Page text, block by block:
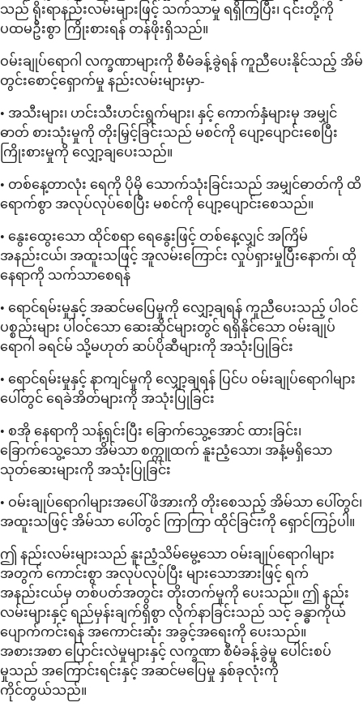
သည် ရိုးရာနည်းလမ်းများဖြင့် သက်သာမှု ရရှိကြပြီး၊ ၎င်းတို့ကို
ပထမဦးစွာ ကြိုးစားရန် တန်ဖိုးရှိသည်။
ဝမ်းချုပ်ရောဂါ လက္ခဏာများကို စီမံခန့်ခွဲရန် ကူညီပေးနိုင်သည့် အိမ်
တွင်းစောင့်ရှောက်မှု နည်းလမ်းများမှာ-
• အသီးများ၊ ဟင်းသီးဟင်းရွက်များ၊ နှင့် ကောက်နှံများမှ အမျှင်
ဓာတ် စားသုံးမှုကို တိုးမြှင့်ခြင်းသည် မစင်ကို ပျော့ပျောင်းစေပြီး
ကြိုးစားမှုကို လျှော့ချပေးသည်။
• တစ်နေ့တာလုံး ရေကို ပိုမို သောက်သုံးခြင်းသည် အမျှင်ဓာတ်ကို ထိ
ရောက်စွာ အလုပ်လုပ်စေပြီး မစင်ကို ပျော့ပျောင်းစေသည်။
• နွေးထွေးသော ထိုင်စရာ ရေနွေးဖြင့် တစ်နေ့လျှင် အကြိမ်
အနည်းငယ်၊ အထူးသဖြင့် အူလမ်းကြောင်း လှုပ်ရှားမှုပြီးနောက်၊ ထို
နေရာကို သက်သာစေရန်
• ရောင်ရမ်းမှုနှင့် အဆင်မပြေမှုကို လျှော့ချရန် ကူညီပေးသည့် ပါဝင်
ပစ္စည်းများ ပါဝင်သော ဆေးဆိုင်များတွင် ရရှိနိုင်သော ဝမ်းချုပ်
ရောဂါ ခရင်မ် သို့မဟုတ် ဆပ်ပိုဆီများကို အသုံးပြုခြင်း
• ရောင်ရမ်းမှုနှင့် နာကျင်မှုကို လျှော့ချရန် ပြင်ပ ဝမ်းချုပ်ရောဂါများ
ပေါ်တွင် ရေခဲအိတ်များကို အသုံးပြုခြင်း
• စအို နေရာကို သန့်ရှင်းပြီး ခြောက်သွေ့အောင် ထားခြင်း၊
ခြောက်သွေ့သော အိမ်သာ စက္ကူထက် နူးညံ့သော၊ အနံ့မရှိသော
သုတ်ဆေးများကို အသုံးပြုခြင်း
• ဝမ်းချုပ်ရောဂါများအပေါ် ဖိအားကို တိုးစေသည့် အိမ်သာ ပေါ်တွင်၊
အထူးသဖြင့် အိမ်သာ ပေါ်တွင် ကြာကြာ ထိုင်ခြင်းကို ရှောင်ကြဉ်ပါ။
ဤ နည်းလမ်းများသည် နူးညံ့သိမ်မွေ့သော ဝမ်းချုပ်ရောဂါများ
အတွက် ကောင်းစွာ အလုပ်လုပ်ပြီး များသောအားဖြင့် ရက်
အနည်းငယ်မှ တစ်ပတ်အတွင်း တိုးတက်မှုကို ပေးသည်။ ဤ နည်း
လမ်းများနှင့် ရည်မှန်းချက်ရှိစွာ လိုက်နာခြင်းသည် သင့် ခန္ဓာကိုယ်
ပျောက်ကင်းရန် အကောင်းဆုံး အခွင့်အရေးကို ပေးသည်။
အစားအစာ ပြောင်းလဲမှုများနှင့် လက္ခဏာ စီမံခန့်ခွဲမှု ပေါင်းစပ်
မှုသည် အကြောင်းရင်းနှင့် အဆင်မပြေမှု နှစ်ခုလုံးကို
ကိုင်တွယ်သည်။